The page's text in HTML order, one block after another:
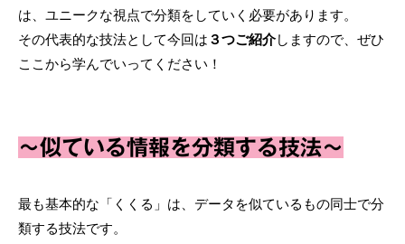
は、ユニークな視点で分類をしていく必要があります。
その代表的な技法として今回は ３つご紹介しますので、ぜひ
ここから学んでいってください！
～似ている情報を分類する技法～
最も基本的な「くくる」は、データを似ているもの同士で分
類する技法です。